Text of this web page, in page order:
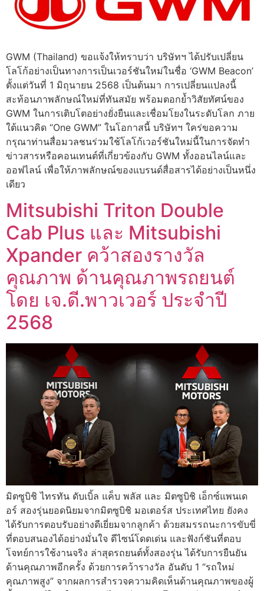
GWM (Thailand) ขอแจ้งให้ทราบว่า บริษัทฯ ได้ปรับเปลี่ยน
โลโก้อย่างเป็นทางการเป็นเวอร์ชันใหม่ในชื่อ ‘GWM Beacon’
ตั้งแต่วันที่ 1 มิถุนายน 2568 เป็นต้นมา การเปลี่ยนแปลงนี้
สะท้อนภาพลักษณ์ใหม่ที่ทันสมัย พร้อมตอกย้ำวิสัยทัศน์ของ
GWM ในการเติบโตอย่างยั่งยืนและเชื่อมโยงในระดับโลก ภาย
ใต้แนวคิด “One GWM” ในโอกาสนี้ บริษัทฯ ใคร่ขอความ
กรุณาท่านสื่อมวลชนร่วมใช้โลโก้เวอร์ชันใหม่นี้ในการจัดทำ
ข่าวสารหรือคอนเทนต์ที่เกี่ยวข้องกับ GWM ทั้งออนไลน์และ
ออฟไลน์ เพื่อให้ภาพลักษณ์ของแบรนด์สื่อสารได้อย่างเป็นหนึ่ง
เดียว
Mitsubishi Triton Double
Cab Plus และ Mitsubishi
Xpander คว้าสองรางวัล
คุณภาพ ด้านคุณภาพรถยนต์
โดย เจ.ดี.พาวเวอร์ ประจำปี
2568
มิตซูบิชิ ไทรทัน ดับเบิ้ล แค็บ พลัส และ มิตซูบิชิ เอ็กซ์แพนเด
อร์ สองรุ่นยอดนิยมจากมิตซูบิชิ มอเตอร์ส ประเทศไทย ยังคง
ได้รับการตอบรับอย่างดีเยี่ยมจากลูกค้า ด้วยสมรรถนะการขับขี่
ที่ตอบสนองได้อย่างมั่นใจ ดีไซน์โดดเด่น และฟังก์ชันที่ตอบ
โจทย์การใช้งานจริง ล่าสุดรถยนต์ทั้งสองรุ่น ได้รับการยืนยัน
ด้านคุณภาพอีกครั้ง ด้วยการคว้ารางวัล อันดับ 1 “รถใหม่
คุณภาพสูง” จากผลการสำรวจความคิดเห็นด้านคุณภาพของผู้